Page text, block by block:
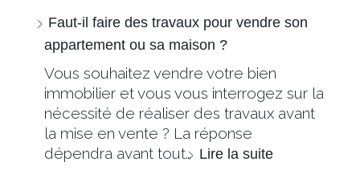
Faut-il faire des travaux pour vendre son
appartement ou sa maison ?
Vous souhaitez vendre votre bien
immobilier et vous vous interrogez sur la
nécessité de réaliser des travaux avant
la mise en vente ? La réponse
dépendra avant tout… Lire la suite